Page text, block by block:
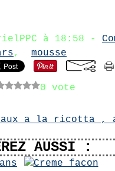
à 18:58 -
, mousse
0 vote
AUSSI :